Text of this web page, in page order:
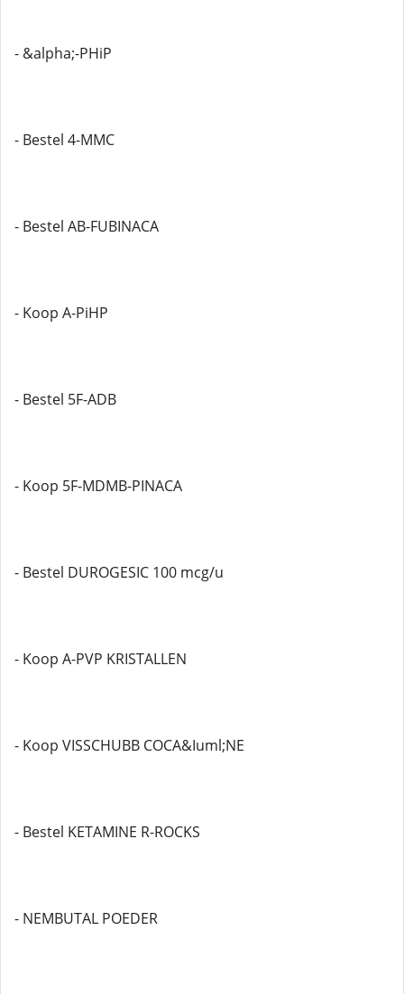
- &alpha;-PHiP
- Bestel 4-MMC
- Bestel AB-FUBINACA
- Koop A-PiHP
- Bestel 5F-ADB
- Koop 5F-MDMB-PINACA
- Bestel DUROGESIC 100 mcg/u
- Koop A-PVP KRISTALLEN
- Koop VISSCHUBB COCA&Iuml;NE
- Bestel KETAMINE R-ROCKS
- NEMBUTAL POEDER